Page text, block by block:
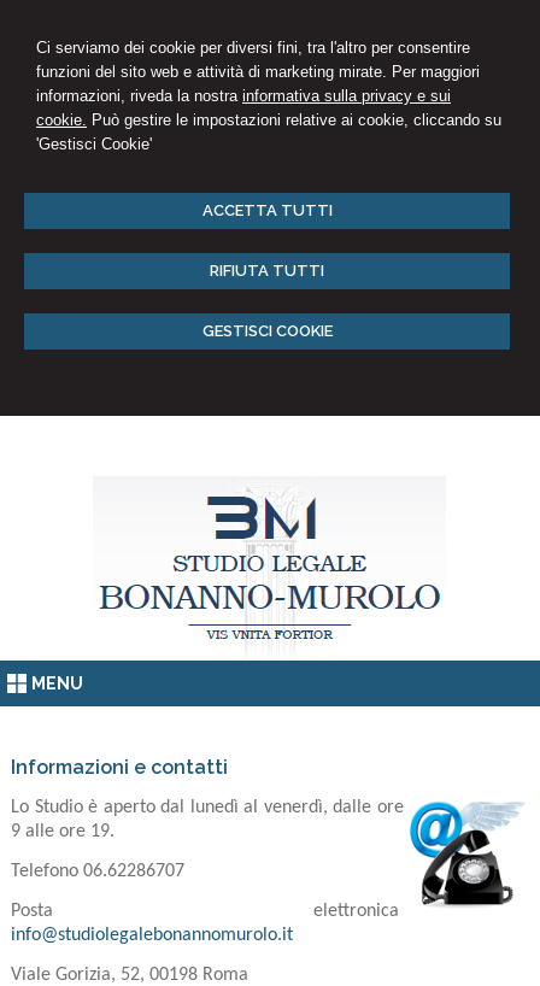
Ci serviamo dei cookie per diversi fini, tra l'altro per consentire
funzioni del sito web e attività di marketing mirate. Per maggiori
informazioni, riveda la nostra informativa sulla privacy e sui
cookie. Può gestire le impostazioni relative ai cookie, cliccando su
'Gestisci Cookie'
ACCETTA TUTTI
RIFIUTA TUTTI
GESTISCI COOKIE
MENU
Informazioni e contatti
Lo Studio è aperto dal lunedì al venerdì,dalle ore
9 alle ore 19.
Telefono 06.62286707
Posta elettronica
info@studiolegalebonannomurolo.it
Viale Gorizia, 52, 00198 Roma